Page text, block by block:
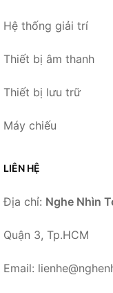
Hệ thống giải trí
Thiết bị âm thanh
Thiết bị lưu trữ
Máy chiếu
LIÊN HỆ
Địa chỉ: Nghe Nhìn
Quận 3, Tp.HCM
Email: